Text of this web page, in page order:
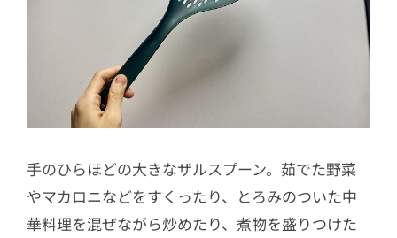
手のひらほどの大きなザルスプーン。茹でた野菜
やマカロニなどをすくったり、とろみのついた中
華料理を混ぜながら炒めたり、煮物を盛りつけた